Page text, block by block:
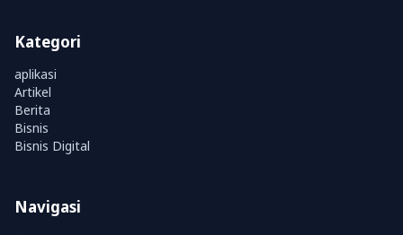
Kategori
aplikasi
Artikel
Berita
Bisnis
Bisnis Digital
Navigasi